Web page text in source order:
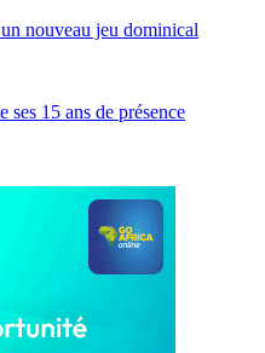
nouveau jeu dominical
15 ans de présence